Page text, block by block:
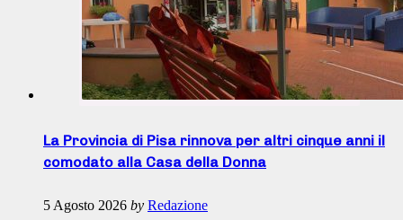
La Provincia di Pisa rinnova per altri cinque anni il
comodato alla Casa della Donna
5 Agosto 2026 by Redazione